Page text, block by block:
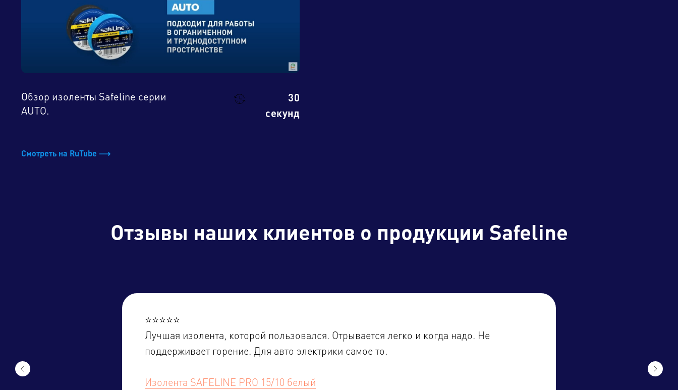
Обзор изоленты Safeline серии
AUTO.
Смотреть на RuTube ⟶
30
секунд
Отзывы наших клиентов о продукции Safeline
⭐️⭐️⭐️⭐️⭐️
Лучшая изолента, которой пользовался. Отрывается легко и когда надо. Не
поддерживает горение. Для авто электрики самое то.
Изолента SAFELINE PRO 15/10 белый